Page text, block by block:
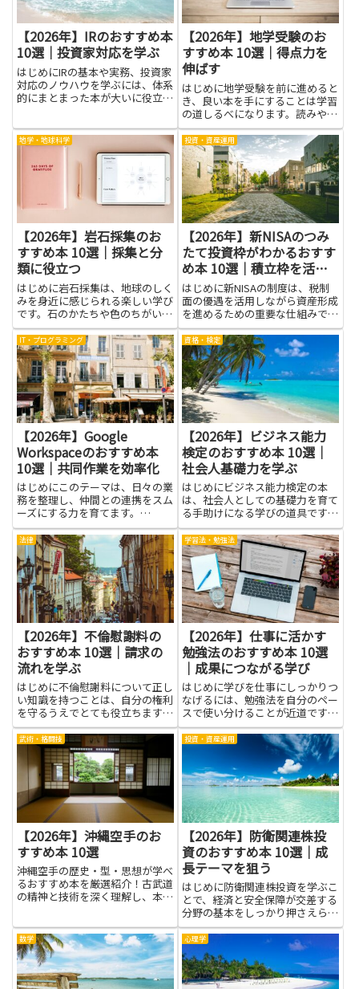
【2026年】IRのおすすめ本
10選｜投資家対応を学ぶ
はじめにIRの基本や実務、投資家
対応のノウハウを学ぶには、体系
的にまとまった本が大いに役立ち
な開示やガバナンスの考え方、危
機対応の考慮点などを書籍で学ぶ
と、理論と具体例の両方から理...
【2026年】地学受験のお
すすめ本 10選｜得点力を
伸ばす
はじめに地学受験を前に進めると
き、良い本を手にすることは学習
の道しるべになります。読みやす
い解説は地層のしくみや天体の動
き、地図の使い方を分かりやすく
整理してくれます。基礎が固まれ
ば、問題を解くときの考え方が身
につき、覚えた内容を長く記憶
に...
地学・地球科学
【2026年】岩石採集のお
すすめ本 10選｜採集と分
類に役立つ
はじめに岩石採集は、地球のしく
みを身近に感じられる楽しい学び
です。石のかたちや色のちがいを
観察すると、山や川べりの自然が
ぐっと身近に見えてきます。そん
な観察を後押ししてくれるのが、
この本です。読みやすい言い方と
写真が多く、難しい専門用語を
抑...
投資・資産運用
【2026年】新NISAのつみ
たて投資枠がわかるおすす
め本 10選｜積立枠を活か
す
はじめに新NISAの制度は、税制
面の優遇を活用しながら資産形成
を進めるための重要な仕組みで
す。しかし、つみたて投資枠の扱
いや具体的な活用方法は分かりに
くく、迷う人も多いでしょう。本
記事で紹介する本を読むことで、
つみたて投資枠の基本的な考え
方...
IT・プログラミング
【2026年】Google
Workspaceのおすすめ本
10選｜共同作業を効率化
はじめにこのテーマは、日々の業
務を整理し、仲間との連携をスム
ーズにする力を育てます。
Google Workspaceはメールやカ
レンダー、文書、共有ドライブを
ひとまとめにしたサービスで、仕
事の流れを一本化する道具箱のよ
うです。使い方を知ると...
資格・検定
【2026年】ビジネス能力
検定のおすすめ本 10選｜
社会人基礎力を学ぶ
はじめにビジネス能力検定の本
は、社会人としての基礎力を育て
る手助けになる学びの道具です。
ページをめくるたびに、仕事の現
場で役立つ考え方や手順を手に入
れることができ、日々の業務の見
通しが立てやすくなります。具体
的には、情報を整理して伝えるコ
ツ...
法律
【2026年】不倫慰謝料の
おすすめ本 10選｜請求の
流れを学ぶ
はじめに不倫慰謝料について正し
い知識を持つことは、自分の権利
を守るうえでとても役立ちます。
請求の流れを学ぶことで、どのよ
うな証拠が必要か、交渉や示談、
訴訟になったときの手続きが見
え、感情に流されず冷静に対応し
やすくなります。本で学べば専門
用...
学習法・勉強法
【2026年】仕事に活かす
勉強法のおすすめ本 10選
｜成果につながる学び
はじめに学びを仕事にしっかりつ
なげるには、勉強法を自分のペー
スで使い分けることが近道です。
良い本を選ぶだけでなく、読んだ
知識を実務に落とし込む工夫が大
切です。この記事は、仕事に活か
す勉強法の基本を、わかりやすい
言葉で伝えることを目指しま
す。...
武術・格闘技
【2026年】沖縄空手のお
すすめ本 10選
沖縄空手の歴史・型・思想が学べ
るおすすめ本を厳選紹介！古武道
の精神と技術を深く理解し、本物
投資・資産運用
【2026年】防衛関連株投
資のおすすめ本 10選｜成
長テーマを狙う
はじめに防衛関連株投資を学ぶこ
とで、経済と安全保障が交差する
分野の基本をしっかり押さえられ
ます。軍事技術や防衛装備の市場
構造、政府の予算や政策が企業や
株価に与える影響を理解できれ
ば、成長テーマを狙う際の判断材
料が増えます。書籍からは専門用
数学 心理学